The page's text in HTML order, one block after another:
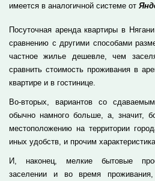
имеется в аналогичной системе от
Посуточная аренда квартиры в
сравнению с другими способами
частное жилье дешевле, чем
сравнить стоимость проживания в
квартире и в гостинице.
Во-вторых, вариантов со
обычно намного больше, а, значит,
местоположению на территории
иных удобств, и прочим
И, наконец, мелкие бытовые
заселении и во время